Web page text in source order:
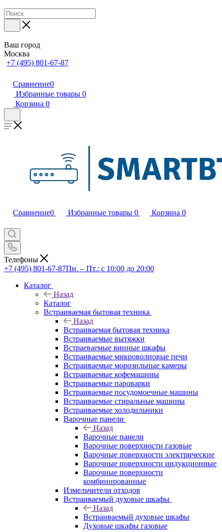
Ваш город
Москва
+7 (495) 801-67-87
Сравнение0
Избранные товары 0
Корзина 0
Сравнение0 Избранные товары 0 Корзина 0
Телефоны
+7 (495) 801-67-87Пн. – Пт.: с 10:00 до 20:00
Каталог
Назад
Каталог
Встраиваемая бытовая техника
Назад
Встраиваемая бытовая техника
Встраиваемые вытяжки
Встраеваемые винные шкафы
Встраиваемые микроволновые печи
Встраиваемые морозильные камеры
Встраиваемые кофемашины
Встраиваемые пароварки
Встраиваемые посудомоечные машины
Встраиваемые стиральные машины
Встраиваемые холодильники
Варочные панели
Назад
Варочные панели
Варочные поверхности газовые
Варочные поверхности электрические
Варочные поверхности индукционные
Варочные поверхности
комбинированные
Измельчители отходов
Встраиваемый духовые шкафы
Назад
Встраиваемый духовые шкафы
Духовые шкафы газовые